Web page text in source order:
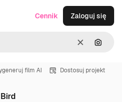
WyczyśćSzukaj
Cennik Zaloguj się
film AI Dostosuj projekt